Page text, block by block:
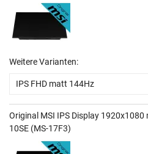
Weitere Varianten:
IPS FHD matt 144Hz
Original MSI IPS Display
10SE (MS-17F3)